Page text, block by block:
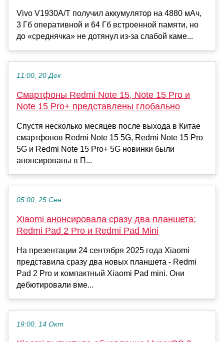
Vivo V1930A/T получил аккумулятор на 4880 мАч,
3 Гб оперативной и 64 Гб встроенной памяти, но
до «среднячка» не дотянул из-за слабой каме...
11:00, 20 Дек
Смартфоны Redmi Note 15, Note 15 Pro и
Note 15 Pro+ представлены глобально
Спустя несколько месяцев после выхода в Китае
смартфонов Redmi Note 15 5G, Redmi Note 15 Pro
5G и Redmi Note 15 Pro+ 5G новинки были
анонсированы в П...
05:00, 25 Сен
Xiaomi анонсировала сразу два планшета:
Redmi Pad 2 Pro и Redmi Pad Mini
На презентации 24 сентября 2025 года Xiaomi
представила сразу два новых планшета - Redmi
Pad 2 Pro и компактный Xiaomi Pad mini. Они
дебютировали вме...
19:00, 14 Окт